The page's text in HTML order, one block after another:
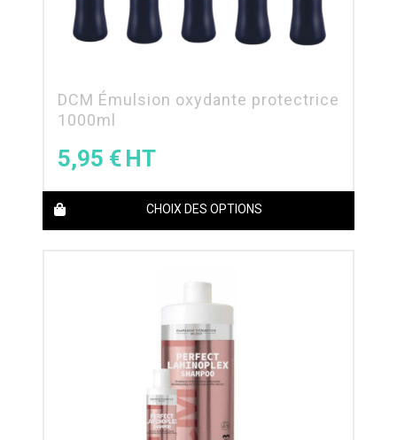
DCM Émulsion oxydante protectrice
1000ml
5,95 €
CHOIX DES OPTIONS